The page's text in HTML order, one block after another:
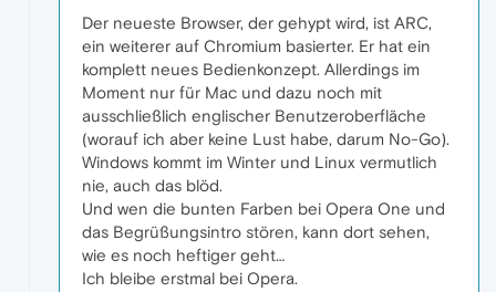
Der neueste Browser, der gehypt wird, ist ARC,
ein weiterer auf Chromium basierter. Er hat ein
komplett neues Bedienkonzept. Allerdings im
Moment nur für Mac und dazu noch mit
ausschließlich englischer Benutzeroberfläche
(worauf ich aber keine Lust habe, darum No-Go).
Windows kommt im Winter und Linux vermutlich
nie, auch das blöd.
Und wen die bunten Farben bei Opera One und
das Begrüßungsintro stören, kann dort sehen,
wie es noch heftiger geht…
Ich bleibe erstmal bei Opera.